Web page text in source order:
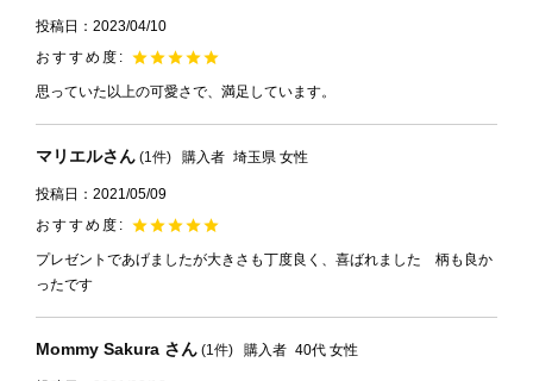
投稿日 2023/04/10
思っていた以上の可愛さで、満足しています。
マリエル 1 購入者 埼玉県 女性
投稿日 2021/05/09
プレゼントであげましたが大きさも丁度良く、喜ばれました　柄も良か
ったです
Mommy Sakura 1 購入者 40代 女性